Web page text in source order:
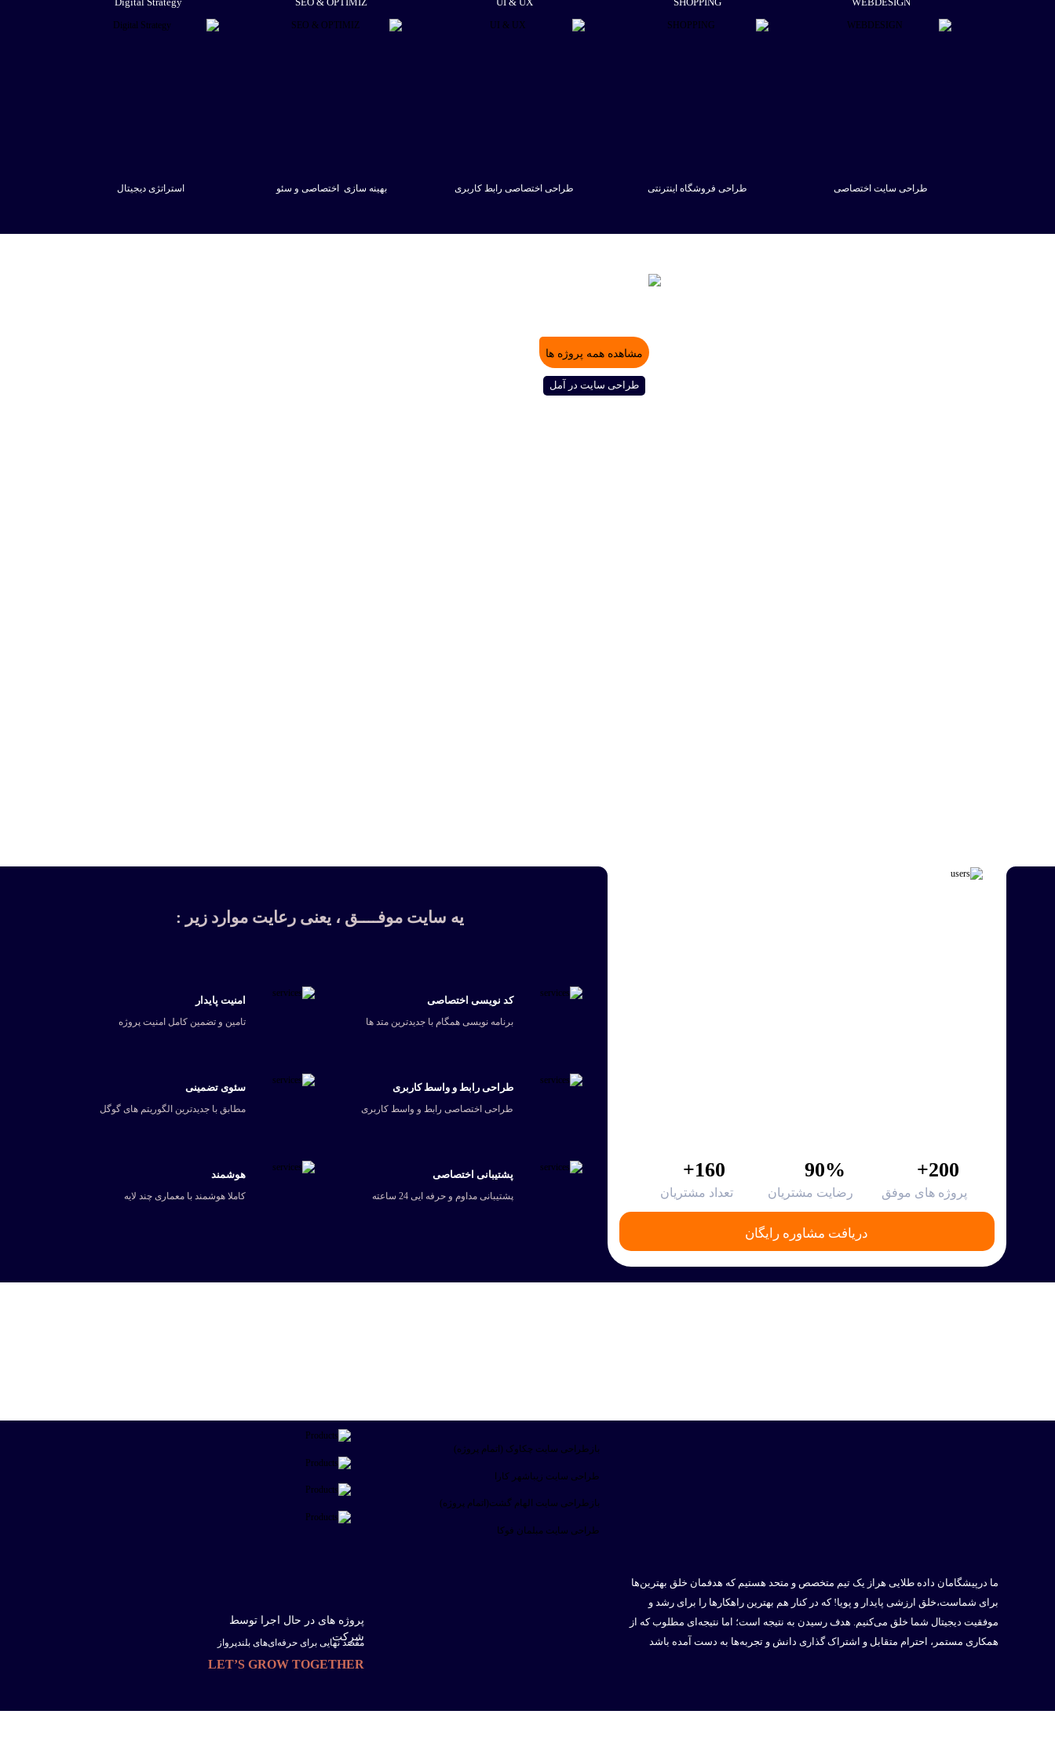
طراحی سایت اختصاصی طراحی فروشگاه اینترنتی طراحی اختصاصی رابط کاربری بهینه سازی اختصاصی و سئو استراتژی دیجیتال
مشاهده همه پروژه ها
طراحی سایت در آمل
200+
پروژه های موفق
90%
رضایت مشتریان
160+
تعداد مشتریان
دریافت مشاوره رایگان
یه سایت موفــــق ، یعنی رعایت موارد زیر :
کد نویسی اختصاصی
برنامه نویسی همگام با جدیدترین متد ها
امنیت پایدار
تامین و تضمین کامل امنیت پروژه
طراحی رابط و واسط کاربری
طراحی اختصاصی رابط و واسط کاربری
سئوی تضمینی
مطابق با جدیدترین الگوریتم های گوگل
پشتیبانی اختصاصی
پشتیبانی مداوم و حرفه ایی 24 ساعته
هوشمند
کاملا هوشمند با معماری چند لایه
ما درپیشگامان داده طلایی هراز یک تیم متخصص و متحد هستیم که هدفمان خلق بهترین‌ها
برای شماست،خلق ارزشی پایدار و پویا! که در کنار هم بهترین راهکارها را برای رشد و
موفقیت دیجیتال شما خلق می‌کنیم. هدف رسیدن به نتیجه است؛ اما نتیجه‌ای مطلوب که از
همکاری مستمر، احترام متقابل و اشتراک گذاری دانش و تجربه‌ها به دست آمده باشد
بازطراحی سایت چکاوک (اتمام پروژه)
طراحی سایت زیباشهر کارا
بازطراحی سایت الهام گشت(اتمام پروژه)
طراحی سایت مبلمان فوکا
پروژه های در حال اجرا توسط
شرکت
مقصد نهایی برای حرفه‌ای‌های بلندپرواز
LET’S GROW TOGETHER